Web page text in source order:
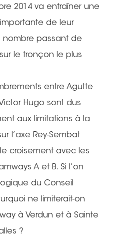
2014 va entraîner une
de leur
nombre passant de
sur le tronçon le plus
entre Agutte
Hugo sont dus
aux limitations à la
l’axe Rey-Sembat
croisement avec les
A et B. Si l’on
du Conseil
ne limiterait-on
à Verdun et à Sainte
?
Actualités
Actions Grand